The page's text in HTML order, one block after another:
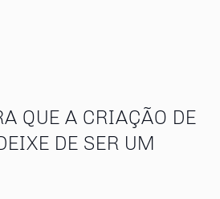
QUE A CRIAÇÃO DE
DE SER UM